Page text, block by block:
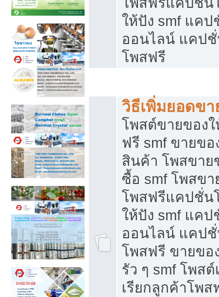
ให้ปัง smf แค
ออนไลน์ แคป
โพสฟรี
วิธีเพิ่มยอดข
โพสต์ขายของ
ฟรี smf ขายข
สินค้า โพสขาย
ซื้อ smf โพสข
โพสฟรีแคปชั่น
ให้ปัง smf แค
ออนไลน์ แคป
โพสฟรี ขายขอ
รัว ๆ smf โพส
เรียกลูกค้าโพส